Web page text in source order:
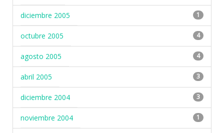
diciembre 2005 1
octubre 2005 4
agosto 2005 4
abril 2005 3
diciembre 2004 3
noviembre 2004 1